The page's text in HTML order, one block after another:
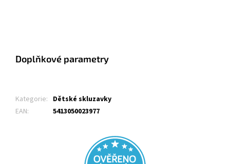
Doplňkové parametry
Kategorie: Dětské skluzavky
EAN: 5413050023977